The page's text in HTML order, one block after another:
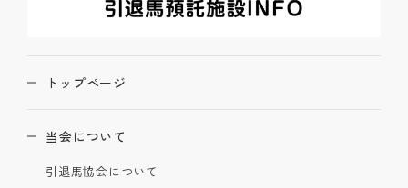
トップページ
当会について
引退馬協会について